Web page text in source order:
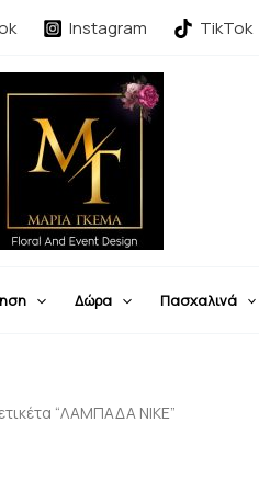
Instagram TikTok
Δώρα Πασχαλινά
“ΛΑΜΠΑΔΑ NIKE”
by
latest